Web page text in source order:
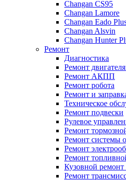
Changan CS95
Changan Lamore
Changan Eado
Changan Alsvin
Changan Hunter
Ремонт
Диагностика
Ремонт
Ремонт АКПП
Ремонт робота
Ремонт и
Техническое
Ремонт подвески
Рулевое
Ремонт
Ремонт системы
Ремонт
Ремонт
Кузовной ремонт
Ремонт